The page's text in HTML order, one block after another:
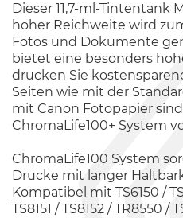
Dieser 11,7-ml-Tintentank
hoher Reichweite wird
Fotos und Dokumente
bietet eine besonders
drucken Sie
Seiten wie mit der
mit Canon Fotopapier
ChromaLife100+ System
ChromaLife100 System
Drucke mit langer
Kompatibel mit TS6150 /
TS8151 / TS8152 / TR8550 /